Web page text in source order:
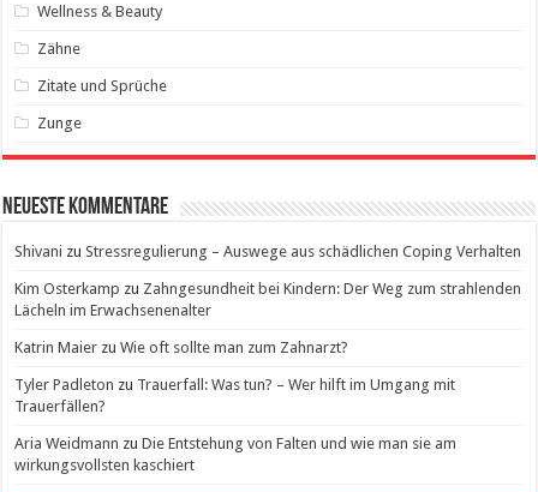
Wellness & Beauty
Zähne
Zitate und Sprüche
Zunge
Neueste Kommentare
Shivani zuStressregulierung – Auswege aus schädlichen Coping Verhalten
Kim Osterkamp zu Zahngesundheit bei Kindern: Der Weg zum strahlenden
Lächeln im Erwachsenenalter
Katrin Maier zuWie oft sollte man zum Zahnarzt?
Tyler Padleton zu Trauerfall: Was tun? – Wer hilft im Umgang mit
Trauerfällen?
Aria Weidmann zuDie Entstehung von Falten und wie man sie am
wirkungsvollsten kaschiert